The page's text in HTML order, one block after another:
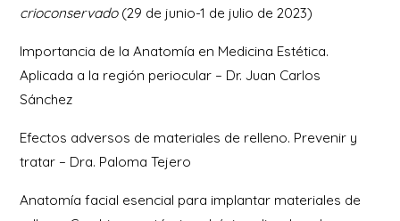
crioconservado (29 de junio-1 de julio de 2023)
Importancia de la Anatomía en Medicina Estética.
Aplicada a la región periocular – Dr. Juan Carlos
Sánchez
Efectos adversos de materiales de relleno. Prevenir y
tratar – Dra. Paloma Tejero
Anatomía facial esencial para implantar materiales de